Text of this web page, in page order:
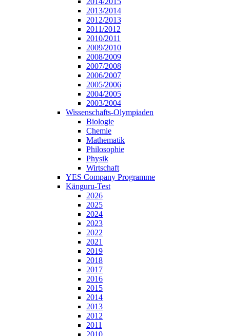
2013/2014
2012/2013
2011/2012
2010/2011
2009/2010
2008/2009
2007/2008
2006/2007
2005/2006
2004/2005
2003/2004
Wissenschafts-Olympiaden
Biologie
Chemie
Mathematik
Philosophie
Physik
Wirtschaft
YES Company Programme
Känguru-Test
2026
2025
2024
2023
2022
2021
2019
2018
2017
2016
2015
2014
2013
2012
2011